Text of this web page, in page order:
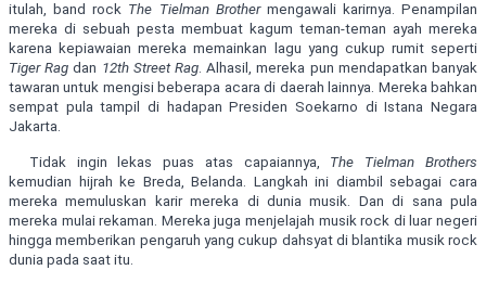
itulah, band rock The Tielman Brothermengawali karirnya. Penampilan
mereka di sebuah pesta membuat kagum teman-teman ayah mereka
karena kepiawaian mereka memainkan lagu yang cukup rumit seperti
Tiger Rag dan 12th Street Rag . Alhasil, mereka pun mendapatkan banyak
tawaran untuk mengisi beberapa acara di daerah lainnya. Mereka bahkan
sempat pula tampil di hadapan Presiden Soekarno di Istana Negara
Jakarta.
Tidak ingin lekas puas atas capaiannya, The Tielman Brothers
kemudian hijrah ke Breda, Belanda. Langkah ini diambil sebagai cara
mereka memuluskan karir mereka di dunia musik. Dan di sana pula
mereka mulai rekaman. Mereka juga menjelajah musik rock di luar negeri
hingga memberikan pengaruh yang cukup dahsyat di blantika musik rock
dunia pada saat itu.